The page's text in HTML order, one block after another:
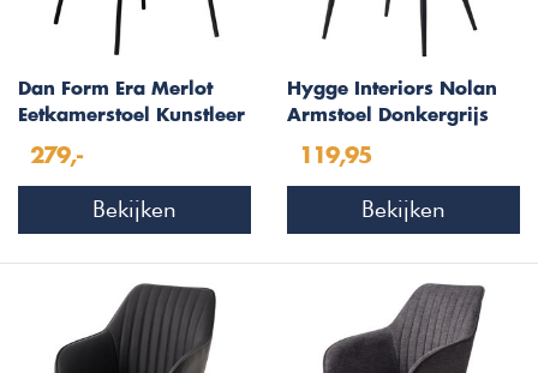
Dan Form Era Merlot
Eetkamerstoel Kunstleer
279,-
Bekijken
Hygge Interiors Nolan
Armstoel Donkergrijs
119,95
Bekijken